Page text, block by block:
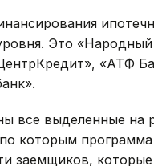
Это «Народный
«АТФ
все выделенные на
которым программа
заемщиков,